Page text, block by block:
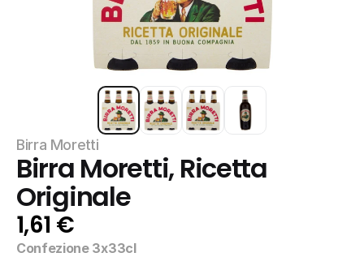
Birra Moretti
Birra Moretti, Ricetta
Originale
1,61 €
Confezione 3x33cl